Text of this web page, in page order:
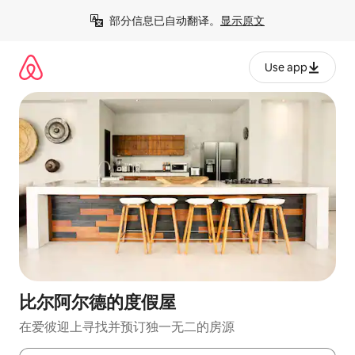
部分信息已自动翻译。 显示原文
Use app
比尔阿尔德的度假屋
在爱彼迎上寻找并预订独一无二的房源